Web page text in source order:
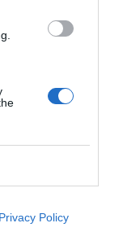
Privacy Policy